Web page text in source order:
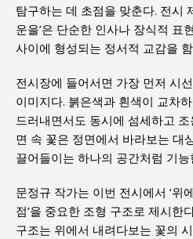
탐구하는 데 초점을 맞춘다. 전시
운을’은 단순한 인사나 장식적 표
사이에 형성되는 정서적 교감을
전시장에 들어서면 가장 먼저 시
이미지다. 붉은색과 흰색이 교차
드러내면서도 동시에 섬세하고
면 속 꽃은 정면에서 바라보는 대
끌어들이는 하나의 공간처럼 기능
문정규 작가는 이번 전시에서 ‘위
점’을 중요한 조형 구조로 제시한
구조는 위에서 내려다보는 꽃의